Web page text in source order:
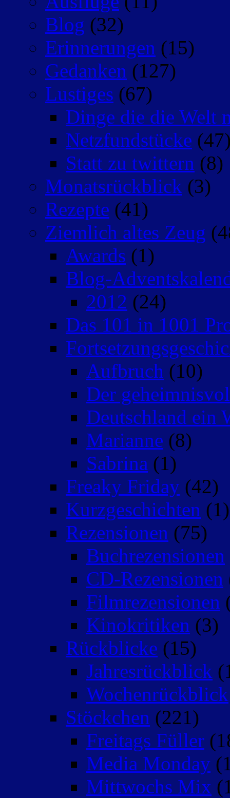
Blog (32)
Erinnerungen (15)
Gedanken (127)
Lustiges (67)
Dinge die die Welt
Netzfundstücke
Statt zu twittern (8)
Monatsrückblick (3)
Rezepte (41)
Ziemlich altes Zeug
Awards (1)
Blog-
2012 (24)
Das 101 in 1001
Aufbruch (10)
Der
Deutschland ein
Marianne (8)
Sabrina (1)
Freaky Friday (42)
Kurzgeschichten (1)
Rezensionen (75)
Buchrezensionen
CD-Rezensionen
Filmrezensionen
Kinokritiken (3)
Rückblicke (15)
Jahresrückblick
Wochenrückblick
Stöckchen (221)
Freitags Füller
Media Monday
Mittwochs Mix